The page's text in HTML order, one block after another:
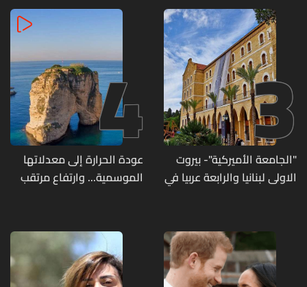
3
"الجامعة الأميركية"- بيروت
الاولى لبنانيا والرابعة عربيا في
4
عودة الحرارة إلى معدلاتها
الموسمية... وارتفاع مرتقب